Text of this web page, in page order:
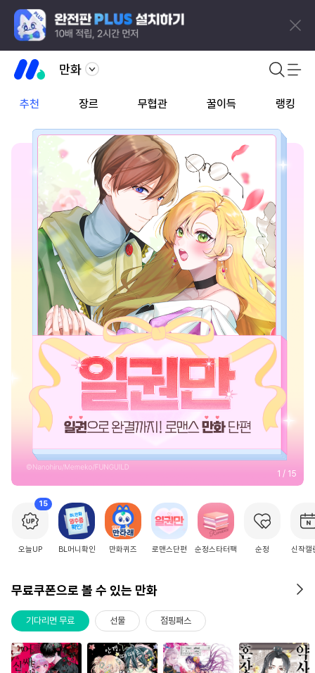
만화
추천 장르 무협관 꿀이득 랭킹
2 / 15
15
오늘UP BL머니확인 만화퀴즈 로맨스단편 순정스타터팩 순정 신작캘
무료쿠폰으로 볼 수 있는 만화
기다리면 무료 선물 점핑패스